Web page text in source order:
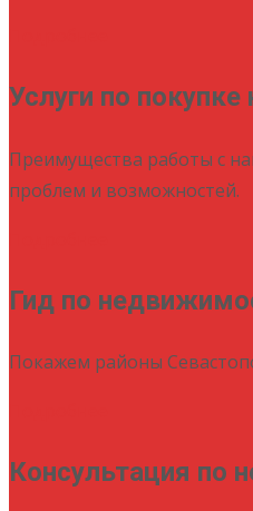
Услуги по
Преимущества работы с
проблем и возможностей.
Гид по
Покажем районы
Консультация по